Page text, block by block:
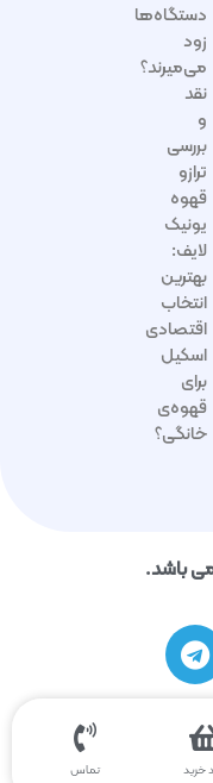
دستگاه‌ها
زود
می‌میرند؟
نقد
و
بررسی
ترازو
قهوه
یونیک
لایف:
بهترین
انتخاب
اقتصادی
اسکیل
برای
قهوه‌ی
خانگی؟
باشد.
خرید تماس